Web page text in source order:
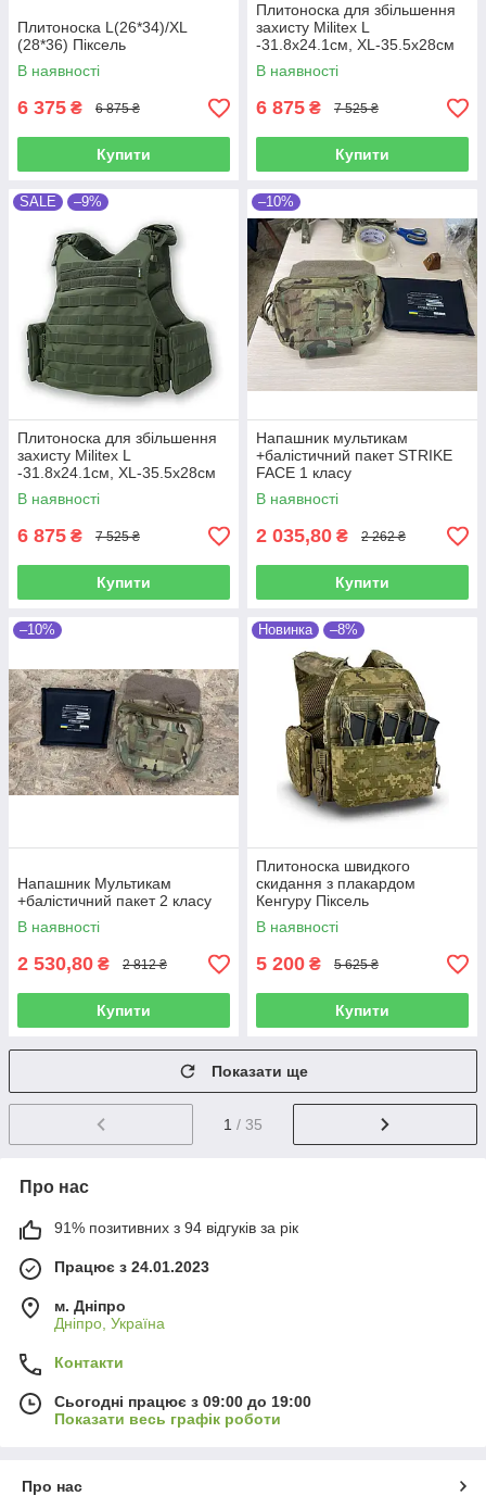
Плитоноска L(26*34)/XL
(28*36) Піксель
В наявності
6 375 ₴ 6 875 ₴
Купити
Плитоноска для збільшення
захисту Militex L
-31.8х24.1см, XL-35.5х28см
Койот
В наявності
6 875 ₴ 7 525 ₴
Купити
SALE –9%
Плитоноска для збільшення
захисту Militex L
-31.8х24.1см, XL-35.5х28см
Олива
В наявності
6 875 ₴ 7 525 ₴
Купити
–10%
Напашник мультикам
+балістичний пакет STRIKE
FACE 1 класу
В наявності
2 035,80 ₴ 2 262 ₴
Купити
–10%
Напашник Мультикам
+балістичний пакет 2 класу
В наявності
2 530,80 ₴ 2 812 ₴
Купити
Новинка –8%
Плитоноска швидкого
скидання з плакардом
Кенгуру Піксель
В наявності
5 200 ₴ 5 625 ₴
Купити
Показати ще
1 / 35
Про нас
91% позитивних з 94 відгуків за рік
Працює з 24.01.2023
м. Дніпро
Дніпро, Україна
Контакти
Сьогодні працює з 09:00 до 19:00
Показати весь графік роботи
Про нас